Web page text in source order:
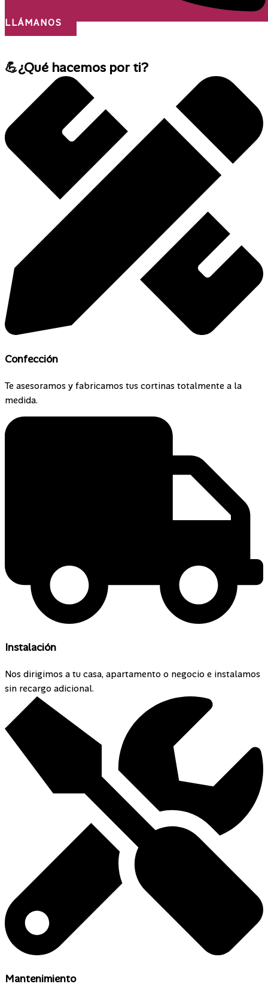
LLÁMANOS
💪¿Qué hacemos por ti?
Confección
Te asesoramos y fabricamos tus cortinas totalmente a la
medida.
Instalación
Nos dirigimos a tu casa, apartamento o negocio e instalamos
sin recargo adicional.
Mantenimiento